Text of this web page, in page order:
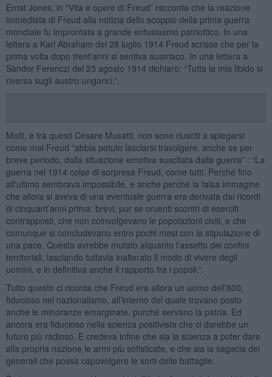
Ernst Jones, in “Vita e opere di Freud” racconta che la reazione
immediata di Freud alla notizia dello scoppio della prima guerra
mondiale fu improntata a grande entusiasmo patriottico. In una
lettera a Karl Abraham del 28 luglio 1914 Freud scrisse che per la
prima volta dopo trent'anni si sentiva austriaco. In una lettera a
Sàndor Ferenczi del 23 agosto 1914 dichiarò: “Tutta la mia libido si
riversa sugli austro-ungarici.”.
Molti, e tra questi Cesare Musatti, non sono riusciti a spiegarsi
come mai Freud “abbia potuto lasciarsi travolgere, anche se per
breve periodo, dalla situazione emotiva suscitata dalla guerra” : “La
guerra nel 1914 colse di sorpresa Freud, come tutti. Perché fino
all'ultimo sembrava impossibile, e anche perché la falsa immagine
che allora si aveva di una eventuale guerra era derivata dai ricordi
di cinquant’anni prima: brevi, pur se cruenti scontri di eserciti
contrapposti, che non coinvolgevano le popolazioni civili, e che
comunque si concludevano entro pochi mesi con la stipulazione di
una pace. Questa avrebbe mutato alquanto l’assetto dei confini
territoriali, lasciando tuttavia inalterato il modo di vivere degli
uomini, e in definitiva anche il rapporto fra i popoli.”.
Tutto questo ci ricorda che Freud era allora un uomo dell’800,
fiducioso nel nazionalismo, all’interno del quale trovano posto
anche le minoranze emarginate, purché servano la patria. Ed
ancora era fiducioso nella scienza positivista che ci darebbe un
futuro più radioso. E credeva infine che sia la scienza a poter dare
alla propria nazione le armi più sofisticate, e che sia la sagacia dei
generali che possa capovolgere le sorti delle battaglie.